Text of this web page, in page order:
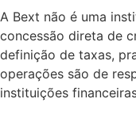
A Bext não é uma
concessão direta de
definição de taxas,
operações são de
instituições